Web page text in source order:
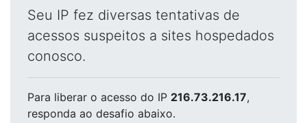
Seu IP fez diversas tentativas de
acessos suspeitos a sites hospedados
conosco.
Para liberar o acesso do IP 216.73.216.17,
responda ao desafio abaixo.